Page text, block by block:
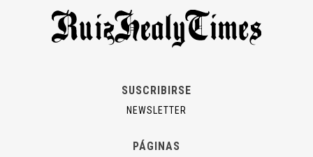
SUSCRIBIRSE
NEWSLETTER
PÁGINAS